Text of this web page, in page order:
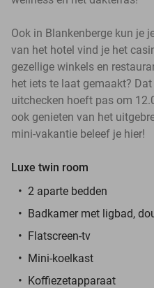
Ook in Blankenberge kun je
van het hotel vind je het
gezellige winkels en
het iets te laat gemaakt?
uitchecken hoeft pas om
ook genieten van het
mini-vakantie beleef je hier!
Luxe twin room
2 aparte bedden
Badkamer met ligbad,
Flatscreen-tv
Mini-koelkast
Koffiezetapparaat